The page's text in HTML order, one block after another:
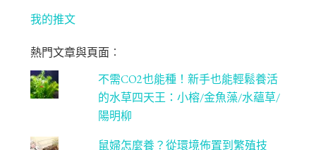
ok
m
C
ha
n
ne
我的推文
熱門文章與頁面︰
不需CO2也能種！新手也能輕鬆養活
的水草四天王：小榕/金魚藻/水蘊草/
陽明柳
鼠婦怎麼養？從環境佈置到繁殖技